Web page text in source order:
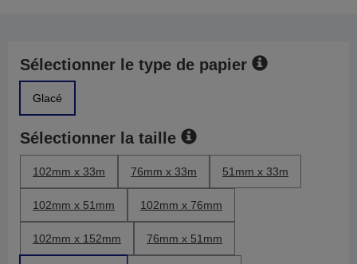
Sélectionner le type de papier
Glacé
Sélectionner la taille
102mm x 33m 76mm x 33m 51mm x 33m
102mm x 51mm 102mm x 76mm
102mm x 152mm 76mm x 51mm